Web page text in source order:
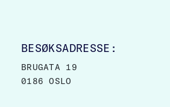
BESØKSADRESSE:
BRUGATA 19
0186 OSLO